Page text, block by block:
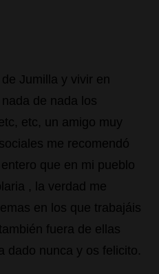
Jumilla y vivir en
de nada los
etc, un amigo muy
me recomendó
que en mi pueblo
, la verdad me
en los que trabajáis
fuera de ellas
dado nunca y os felicito.